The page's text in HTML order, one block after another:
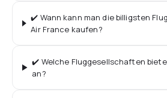
✔️ Wann kann man die billigsten
Air France kaufen?
✔️ Welche Fluggesellschaften
an?